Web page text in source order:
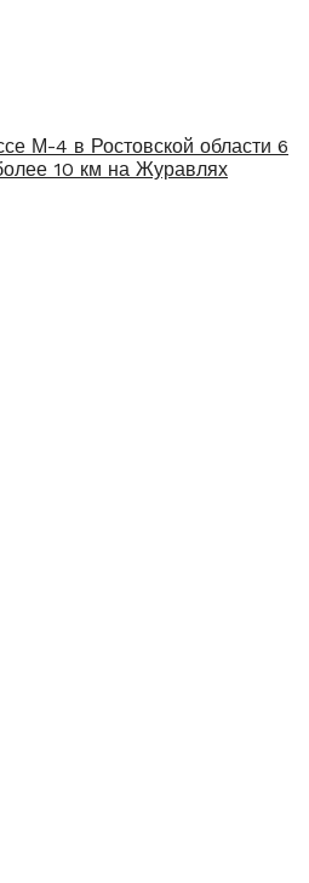
М-4 в Ростовской области 6
10 км на Журавлях